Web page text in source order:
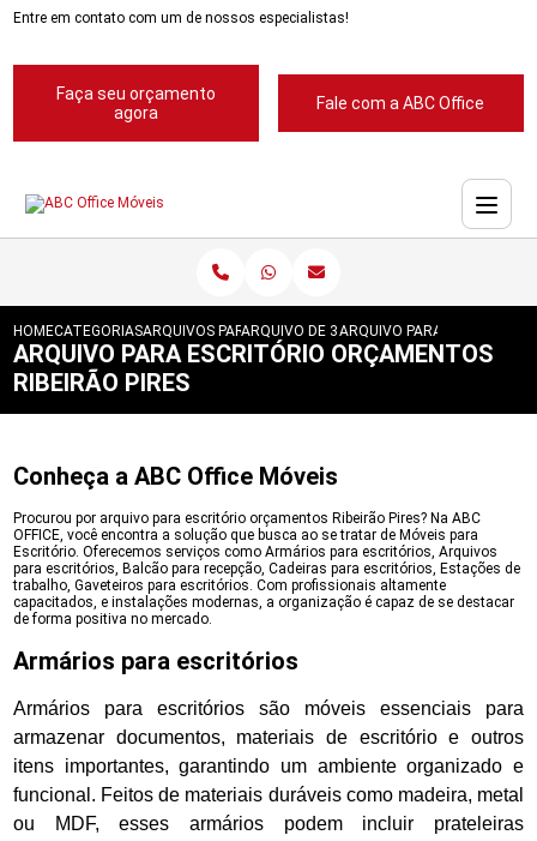
Entre em contato com um de nossos especialistas!
Faça seu orçamento
agora
Fale com a ABC Office
HOMECATEGORIASARQUIVOS PARA ESCRITORIOS
ARQUIVO DE 3 GAVETAS PARA
ARQUIVO PARA
ARQUIVO PARA ESCRITÓRIO ORÇAMENTOS
RIBEIRÃO PIRES
Conheça a ABC Office Móveis
Procurou por arquivo para escritório orçamentos Ribeirão Pires? Na ABC
OFFICE, você encontra a solução que busca ao se tratar de Móveis para
Escritório. Oferecemos serviços como Armários para escritórios, Arquivos
para escritórios, Balcão para recepção, Cadeiras para escritórios, Estações de
trabalho, Gaveteiros para escritórios. Com profissionais altamente
capacitados, e instalações modernas, a organização é capaz de se destacar
de forma positiva no mercado.
Armários para escritórios
Armários para escritórios são móveis essenciais para
armazenar documentos, materiais de escritório e outros
itens importantes, garantindo um ambiente organizado e
funcional. Feitos de materiais duráveis como madeira, metal
ou MDF, esses armários podem incluir prateleiras